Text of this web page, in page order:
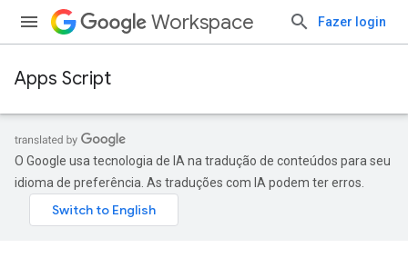
Workspace Fazer login
Apps Script
O Google usa tecnologia de IA na tradução de conteúdos para seu
idioma de preferência. As traduções com IA podem ter erros.